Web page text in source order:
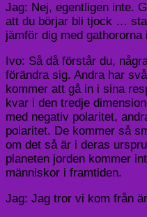
Jag: Nej, egentligen inte.
att du börjar bli tjock …
jämför dig med
Ivo: Så då förstår du,
förändra sig. Andra har
kommer att gå in i sina
kvar i den tredje
med negativ polaritet,
polaritet. De kommer så
om det så är i deras
planeten jorden kommer
människor i framtiden.
Jag: Jag tror vi kom från